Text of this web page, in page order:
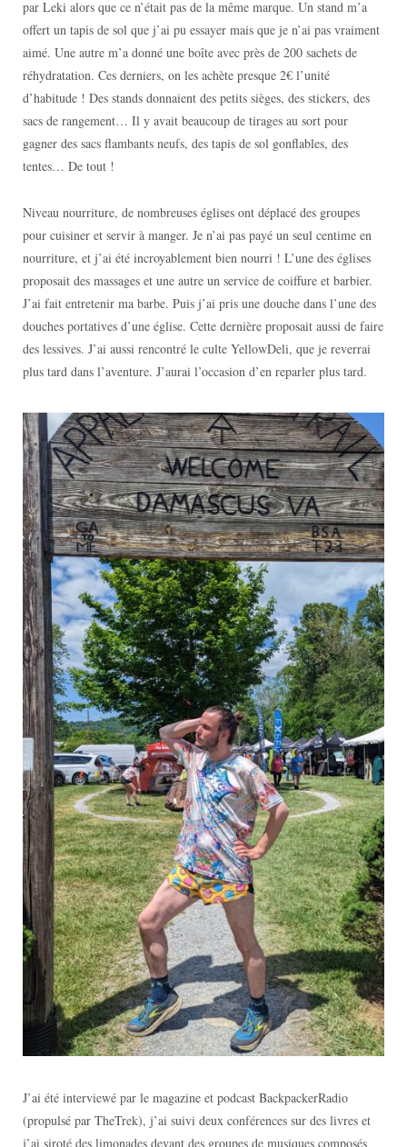
par Leki alors que ce n’était pas de la même marque. Un stand m’a
offert un tapis de sol que j’ai pu essayer mais que je n’ai pas vraiment
aimé. Une autre m’a donné une boîte avec près de 200 sachets de
réhydratation. Ces derniers, on les achète presque 2€ l’unité
d’habitude ! Des stands donnaient des petits sièges, des stickers, des
sacs de rangement… Il y avait beaucoup de tirages au sort pour
gagner des sacs flambants neufs, des tapis de sol gonflables, des
tentes… De tout !
Niveau nourriture, de nombreuses églises ont déplacé des groupes
pour cuisiner et servir à manger. Je n’ai pas payé un seul centime en
nourriture, et j’ai été incroyablement bien nourri ! L’une des églises
proposait des massages et une autre un service de coiffure et barbier.
J’ai fait entretenir ma barbe. Puis j’ai pris une douche dans l’une des
douches portatives d’une église. Cette dernière proposait aussi de faire
des lessives. J’ai aussi rencontré le culte YellowDeli, que je reverrai
plus tard dans l’aventure. J’aurai l’occasion d’en reparler plus tard.
J’ai été interviewé par le magazine et podcast BackpackerRadio
(propulsé par TheTrek), j’ai suivi deux conférences sur des livres et
j’ai siroté des limonades devant des groupes de musiques composés